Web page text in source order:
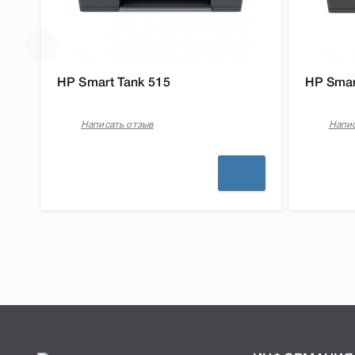
HP Smart Tank 515
Написать отзыв
HP